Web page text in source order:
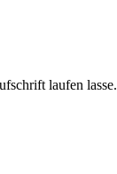
laufen lasse.